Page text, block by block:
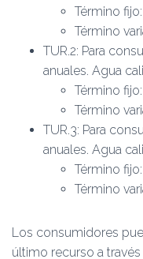
Término
Término
TUR.2: Para
anuales. Agua
Término
Término
TUR.3: Para
anuales. Agua
Término
Término
Los consumidores
último recurso a